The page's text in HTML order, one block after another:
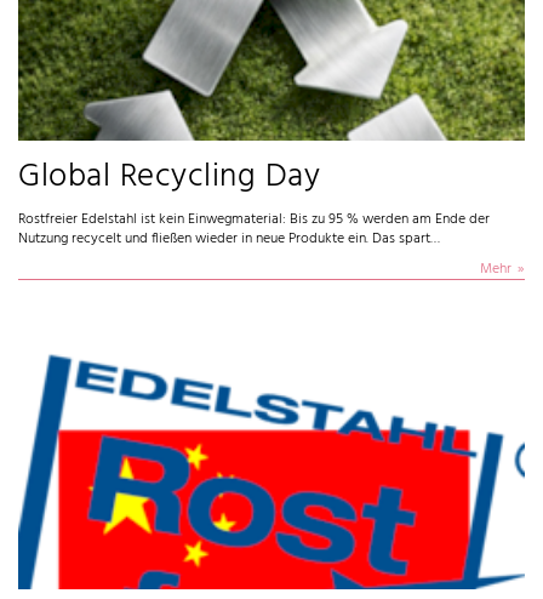
Global Recycling Day
Rostfreier Edelstahl ist kein Einwegmaterial: Bis zu 95 % werden am Ende der
Nutzung recycelt und fließen wieder in neue Produkte ein. Das spart…
Mehr